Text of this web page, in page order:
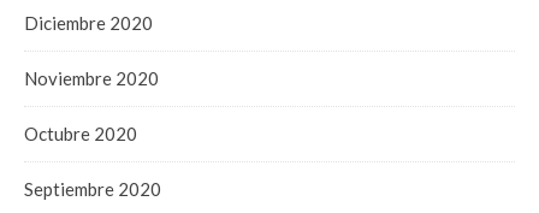
Diciembre 2020
Noviembre 2020
Octubre 2020
Septiembre 2020